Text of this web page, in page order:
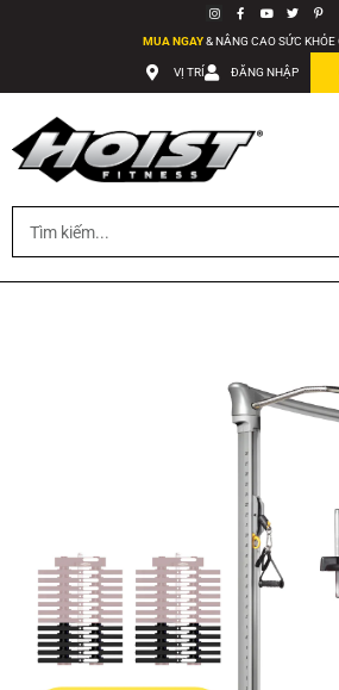
MUA NGAY& NÂNG CAO SỨC KHỎE
VỊ TRÍ ĐĂNG NHẬP